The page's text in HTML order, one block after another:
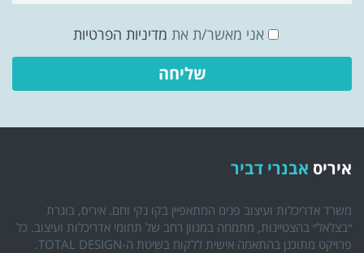
אני מאשר/ת את מדיניות הפרטיות
איריס אבנרי דביר
משרד אדריכלות ועיצוב פנים המתאפיין בקו נקי וחם. איריס, בוגרת
״בצלאל״ בהצטיינות, מתמחה במגוון רחב של תחומי אדריכלות ועיצוב. כל
פרויקט מתוכנן בהתאמה אישית ללקוח בשיטת ה-TOTAL DESIGN.